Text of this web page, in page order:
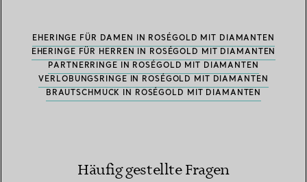
EHERINGE FÜR DAMEN IN ROSÉGOLD MIT DIAMANTEN
EHERINGE FÜR HERREN IN ROSÉGOLD MIT DIAMANTEN
PARTNERRINGE IN ROSÉGOLD MIT DIAMANTEN
VERLOBUNGSRINGE IN ROSÉGOLD MIT DIAMANTEN
BRAUTSCHMUCK IN ROSÉGOLD MIT DIAMANTEN
Häufig gestellte Fragen